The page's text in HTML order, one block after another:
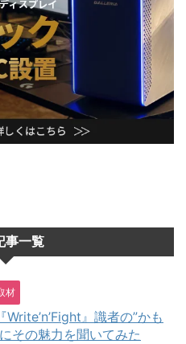
事一覧
材
』識者の”かも
その魅力を聞いてみた